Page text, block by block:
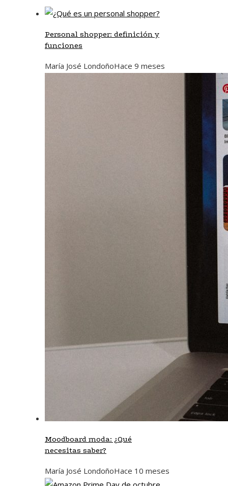
Personal shopper: definición y
funciones
María José LondoñoHace 9 meses
Moodboard moda: ¿Qué
necesitas saber?
María José LondoñoHace 10 meses